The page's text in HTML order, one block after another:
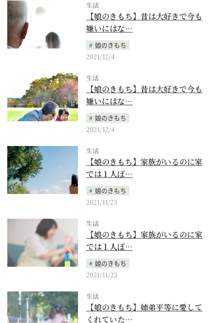
生活
【娘のきもち】昔は大好きで今も
嫌いにはな…
娘のきもち
2021/12/4
生活
【娘のきもち】昔は大好きで今も
嫌いにはな…
娘のきもち
2021/12/4
生活
【娘のきもち】家族がいるのに家
では１人ぼ…
娘のきもち
2021/11/23
生活
【娘のきもち】家族がいるのに家
では１人ぼ…
娘のきもち
2021/11/23
生活
【娘のきもち】姉弟平等に愛して
くれていた…